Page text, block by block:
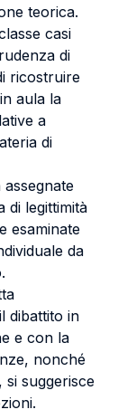
teorica.
casi
di
ricostruire
aula la
a
di
di legittimità
esaminate
da
dibattito in
e con la
nonché
si suggerisce